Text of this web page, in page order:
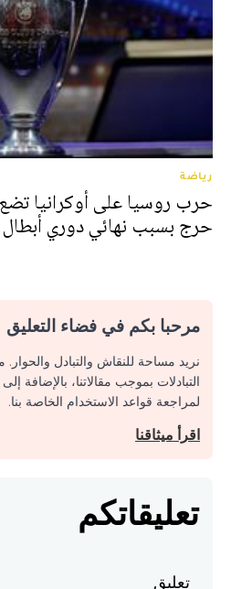
رياضة
حرب روسيا على أوكرانيا
حرج بسبب نهائي دوري أبطال
مرحبا بكم في فضاء التعليق
نريد مساحة للنقاش والتبادل
التبادلات بموجب مقالاتنا، بالإضافة
لمراجعة قواعد الاستخدام الخاصة بنا.
اقرأ ميثاقنا
تعليقاتكم
تعليق